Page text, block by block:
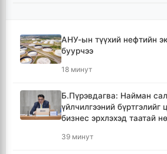
АНУ-ын түүхий нефтийн
буурчээ
18 минут
Б.Пүрэвдагва: Найман
үйлчилгээний бүртгэлийг
бизнес эрхлэхэд таатай
39 минут